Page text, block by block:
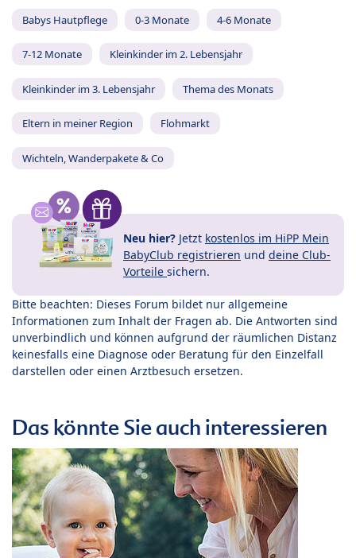
Babys Hautpflege 0-3 Monate 4-6 Monate
7-12 Monate Kleinkinder im 2. Lebensjahr
Kleinkinder im 3. Lebensjahr Thema des Monats
Eltern in meiner Region Flohmarkt
Wichteln, Wanderpakete & Co
Neu hier? Jetzt kostenlos im HiPP Mein
BabyClub registrieren und deine Club-
Vorteile sichern.
Bitte beachten: Dieses Forum bildet nur allgemeine
Informationen zum Inhalt der Fragen ab. Die Antworten sind
unverbindlich und können aufgrund der räumlichen Distanz
keinesfalls eine Diagnose oder Beratung für den Einzelfall
darstellen oder einen Arztbesuch ersetzen.
Das könnte Sie auch interessieren